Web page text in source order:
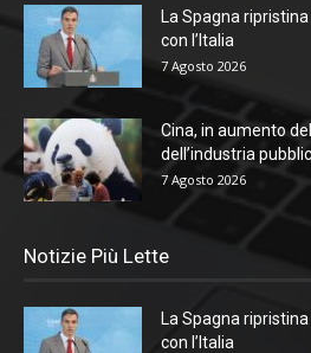
La Spagna
con l’Italia
7 Agosto 2026
Cina, in aumento
dell’industria
7 Agosto 2026
Notizie Più Lette
La Spagna
con l’Italia